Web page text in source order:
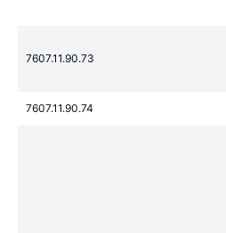
7607.11.90.73
7607.11.90.74